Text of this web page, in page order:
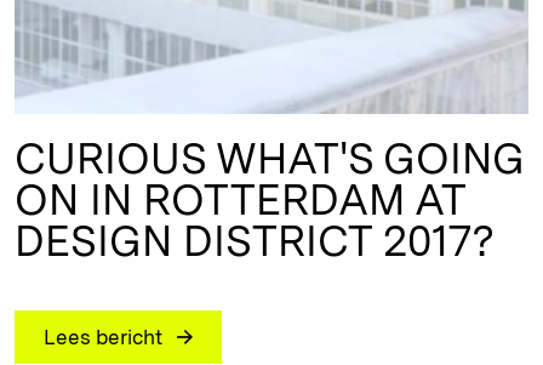
CURIOUS WHAT'S GOING
ON IN ROTTERDAM AT
DESIGN DISTRICT 2017?
Lees bericht